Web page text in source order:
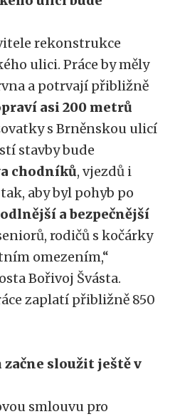
rekonstrukce
ulici. Práce by měly
a potrvají přibližně
asi 200 metrů
s Brněnskou ulicí
stavby bude
chodníků, vjezdů i
aby byl pohyb po
a bezpečnější
rodičů s kočárky
omezením,“
Bořivoj Švásta.
zaplatí přibližně 850
sloužit ještě v
smlouvu pro